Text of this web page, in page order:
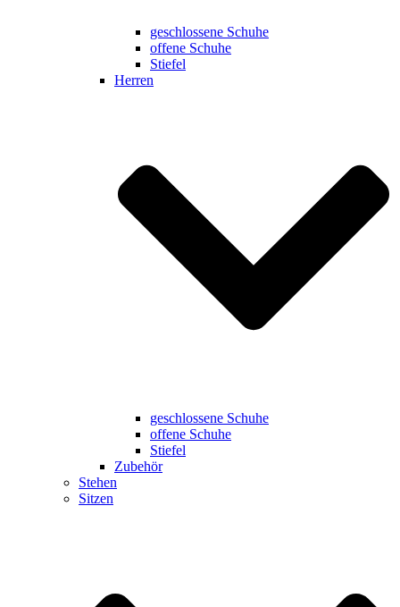
geschlossene Schuhe
offene Schuhe
Stiefel
Herren
geschlossene Schuhe
offene Schuhe
Stiefel
Zubehör
Stehen
Sitzen